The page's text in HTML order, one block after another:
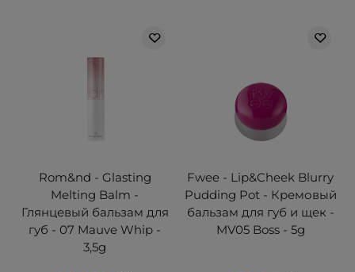
Rom&nd - Glasting
Melting Balm -
Глянцевый бальзам для
губ - 07 Mauve Whip -
3,5g
Fwee - Lip&Cheek Blurry
Pudding Pot - Кремовый
бальзам для губ и щек -
MV05 Boss - 5g